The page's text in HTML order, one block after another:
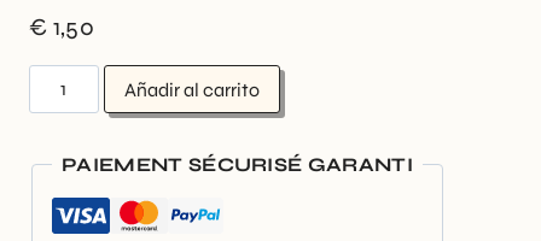
€ 1,50
Añadir al carrito
PAIEMENT SÉCURISÉ GARANTI